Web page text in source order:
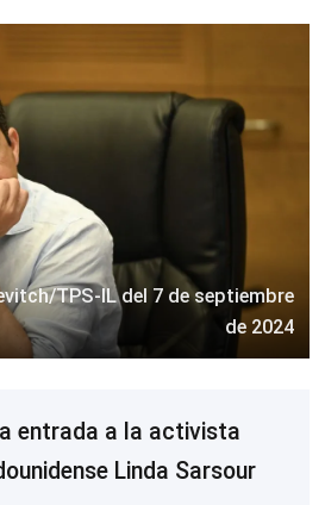
TPS-IL del 7 de septiembre
de 2024
entrada a la activista
Linda Sarsour